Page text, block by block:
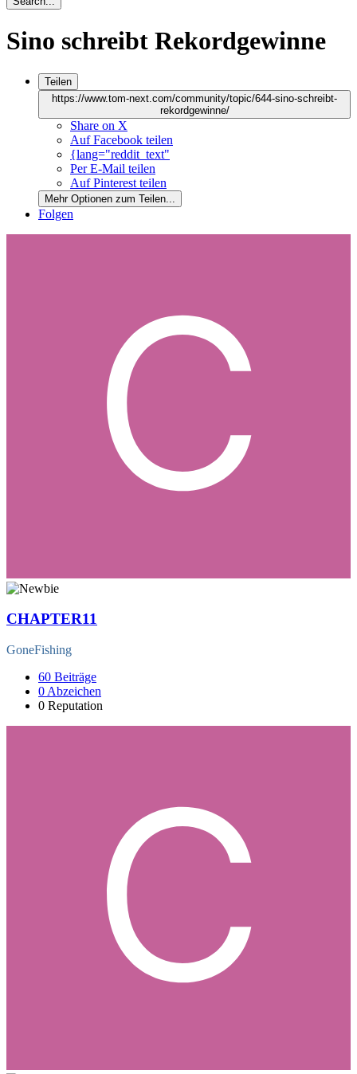
Sino schreibt Rekordgewinne
Teilen
https://www.tom-next.com/community/topic/644-sino-schreibt-
rekordgewinne/
Share on X
Auf Facebook teilen
{lang="reddit_text"
Per E-Mail teilen
Auf Pinterest teilen
Mehr Optionen zum Teilen...
Folgen
CHAPTER11
GoneFishing
60 Beiträge
0 Abzeichen
0 Reputation